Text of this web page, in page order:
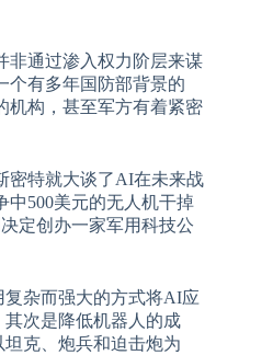
非通过渗入权力阶层来谋
个有多年国防部背景的
机构，甚至军方有着紧密
密特就大谈了AI在未来战
中500美元的无人机干掉
定创办一家军用科技公
杂而强大的方式将AI应
次是降低机器人的成
克、炮兵和迫击炮为